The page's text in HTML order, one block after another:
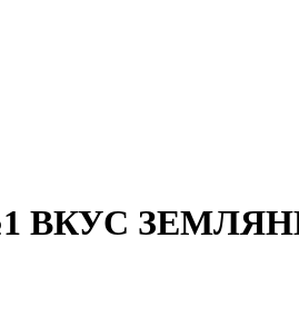
ВКУС